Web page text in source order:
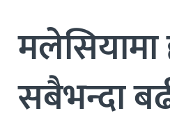
सबैभन्दा